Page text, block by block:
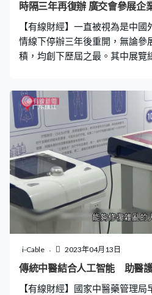
時隔三年再復辦 廣交
【有線財經】一直被視為是中
情線下停辦三年後重開，無論參
積，均創下歷屆之最。其中展覽
省，婦女就業空間持續受到關
她們，可同時兼顧工作及照顧
聘會上多了一種稱為「媽媽崗」
要照顧12歲以下子女的婦女而設
i-Cable 2023年04月13日
傳統中醫結合人工智能 助醫
【有線財經】國家中醫藥管理